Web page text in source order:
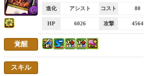
反撃
タマゴドロップ率上昇
進化 アシスト コスト 80
HP 6026 攻撃 4564
覚醒
スキル